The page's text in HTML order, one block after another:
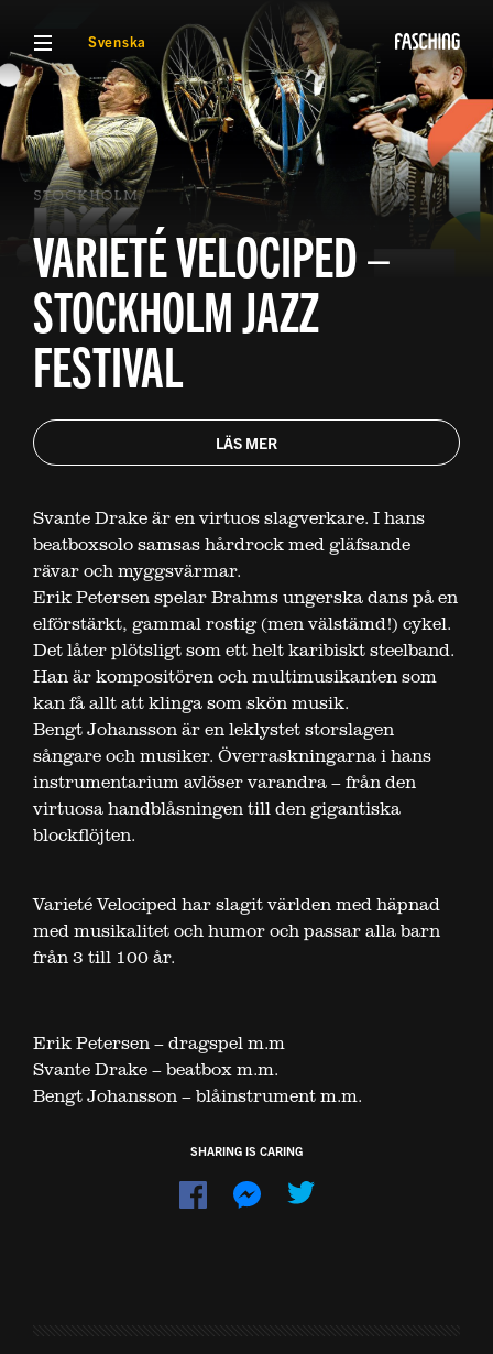
VISA MENYSvenska
VARIETÉ VELOCIPED –
STOCKHOLM JAZZ
FESTIVAL
LÄS MER
Svante Drake är en virtuos slagverkare. I hans
beatboxsolo samsas hårdrock med gläfsande
rävar och myggsvärmar.
Erik Petersen spelar Brahms ungerska dans på en
elförstärkt, gammal rostig (men välstämd!) cykel.
Det låter plötsligt som ett helt karibiskt steelband.
Han är kompositören och multimusikanten som
kan få allt att klinga som skön musik.
Bengt Johansson är en leklystet storslagen
sångare och musiker. Överraskningarna i hans
instrumentarium avlöser varandra – från den
virtuosa handblåsningen till den gigantiska
blockflöjten.
Varieté Velociped har slagit världen med häpnad
med musikalitet och humor och passar alla barn
från 3 till 100 år.
Erik Petersen – dragspel m.m
Svante Drake – beatbox m.m.
Bengt Johansson – blåinstrument m.m.
SHARING IS CARING
Dela
Dela